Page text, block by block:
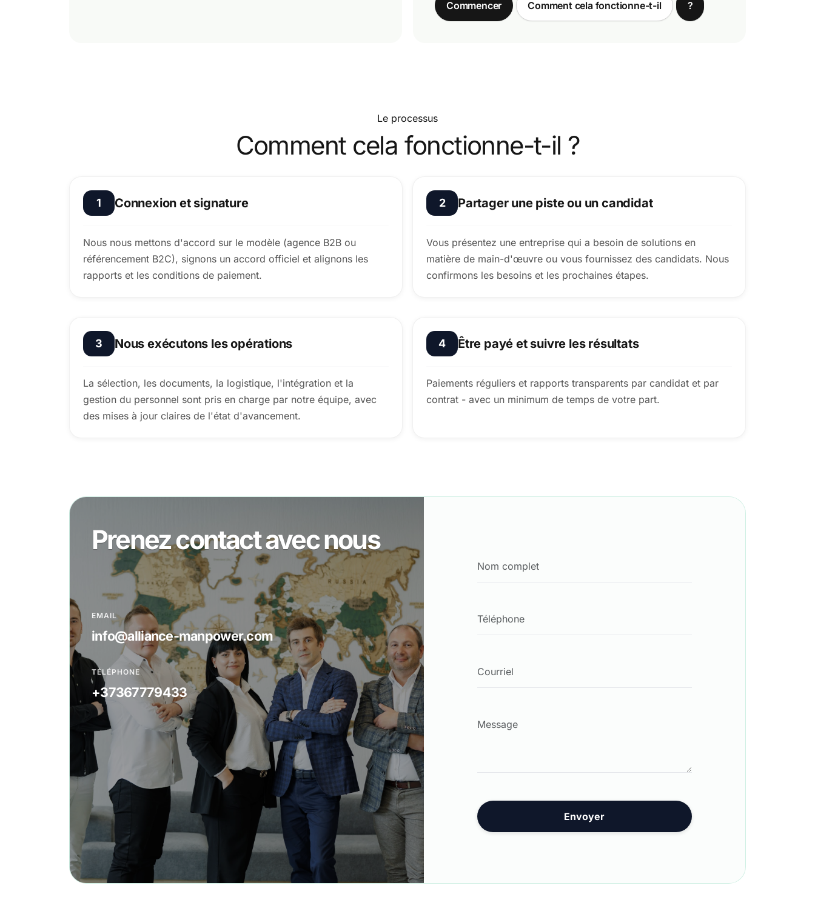
Commencer Comment cela fonctionne-t-il ?
Le processus
Comment cela fonctionne-t-il ?
1 Connexion et signature
Nous nous mettons d'accord sur le modèle (agence B2B ou
référencement B2C), signons un accord officiel et alignons les
rapports et les conditions de paiement.
2 Partager une piste ou un candidat
Vous présentez une entreprise qui a besoin de solutions en
matière de main-d'œuvre ou vous fournissez des candidats. Nous
confirmons les besoins et les prochaines étapes.
3 Nous exécutons les opérations
La sélection, les documents, la logistique, l'intégration et la
gestion du personnel sont pris en charge par notre équipe, avec
des mises à jour claires de l'état d'avancement.
4 Être payé et suivre les résultats
Paiements réguliers et rapports transparents par candidat et par
contrat - avec un minimum de temps de votre part.
Prenez contact avec nous
EMAIL
info@alliance-manpower.com
TÉLÉPHONE
+37367779433
Envoyer